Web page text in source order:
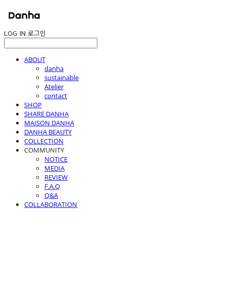
LOG IN 로그인
ABOUT
danha
sustainable
Atelier
contact
SHOP
SHARE DANHA
MAISON DANHA
DANHA BEAUTY
COLLECTION
COMMUNITY
NOTICE
MEDIA
REVIEW
F.A.Q
Q&A
COLLABORATION